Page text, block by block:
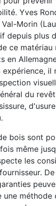
Yves
Val-Morin
depuis plus
ce matériau
en
expérience, il
du
bois sont
même
les
une